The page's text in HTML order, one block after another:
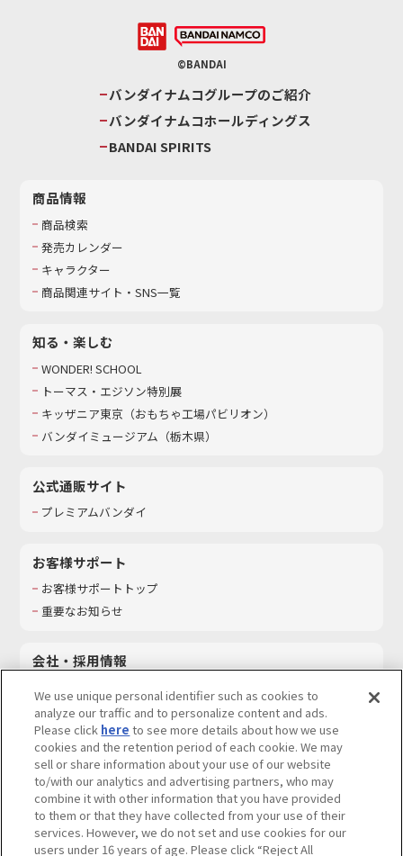
©BANDAI
バンダイナムコグループのご紹介
バンダイナムコホールディングス
BANDAI SPIRITS
商品情報
商品検索
発売カレンダー
キャラクター
商品関連サイト・SNS一覧
知る・楽しむ
WONDER! SCHOOL
トーマス・エジソン特別展
キッザニア東京（おもちゃ工場パビリオン）​
バンダイミュージアム（栃木県）
公式通販サイト
プレミアムバンダイ
お客様サポート
お客様サポートトップ
重要なお知らせ
会社・採用情報
採用情報
サステナビリティ
お問い合わせ
ウェブサイトご利用条件 ソーシャルメディアポリシー
We use unique personal identifier such as cookies to
analyze our traffic and to personalize content and ads.
Please click here to see more details about how we use
cookies and the retention period of each cookie. We may
sell or share information about your use of our website
to/with our analytics and advertising partners, who may
combine it with other information that you have provided
to them or that they have collected from your use of their
services. However, we do not set and use cookies for our
users under 16 years of age. Please click “Reject All